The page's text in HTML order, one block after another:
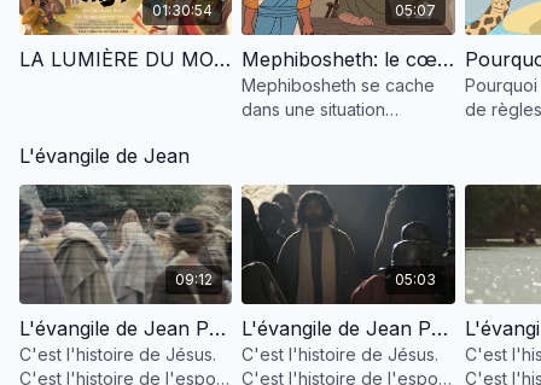
01:30:54
LA LUMIÈRE DU MONDE (French)
05:07
Mephibosheth: le cœur de bonté de Dieu
Mephibosheth se cache
dans une situation
juré de son grand-père lui
redonnera-t-elle espoir?
de
voulons ?
L'évangile de Jean
09:12
L'évangile de Jean Partie 1
C'est l'histoire de Jésus.
C'est l'histoire de l'espoir
05:03
L'évangile de Jean Partie 2
C'est l'histoire de Jésus.
C'est l'histoire de l'espoir
C'est
C'est